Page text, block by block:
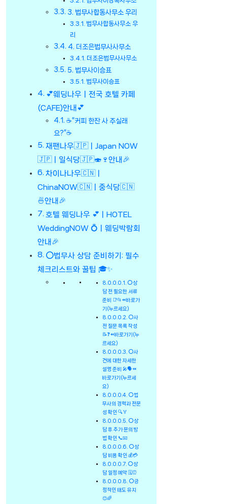
3. 법무사합동사무소 우리
법무사합동사무소 우
리
4. 더조은법무사사무소
더조은법무사사무소
5. 법무사이승표
법무사이승표
💕웨딩나우ㅣ전국 호텔 카페
(CAFE)안내💕
☕”커피 한잔 사 주실래
요?”☕
재팬나우🇯🇵ㅣJapan NOW
🇯🇵ㅣ일식당🇯🇵🍣🍷안내🎉
차이나나우🇨🇳ㅣ
ChinaNOW🇨🇳ㅣ중식당🇨🇳
🍜안내🎉
호텔 웨딩나우 💕ㅣHOTEL
WeddingNOW 💍ㅣ웨딩박람회
안내🎉
⭕법무사 상담 준비하기: 필수
체크리스트와 꿀팁 🎓✨
⭕상
담 전 필요한 서류
준비 📑📂⏪바로가
기(누르세요)
⭕사
전 질문 목록 작성
📝❓⏪바로가기(누
르세요)
⭕사
건에 대한 자세한
설명 준비 🎤🗣️⏪
바로가기(누르세
요)
⭕법
무사의 경력과 전문
성 확인 🔍🏅
⭕상
담 후 추가 문의 방
법 확인 📞📧
⭕상
담 비용 확인 💰💳
⭕상
담 일정 예약 🗓️⏰
⭕긍
정적인 태도 유지
😊🌈